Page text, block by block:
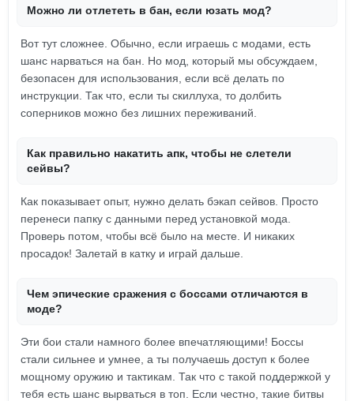
Можно ли отлететь в бан, если юзать мод?
Вот тут сложнее. Обычно, если играешь с модами, есть
шанс нарваться на бан. Но мод, который мы обсуждаем,
безопасен для использования, если всё делать по
инструкции. Так что, если ты скиллуха, то долбить
соперников можно без лишних переживаний.
Как правильно накатить апк, чтобы не слетели
сейвы?
Как показывает опыт, нужно делать бэкап сейвов. Просто
перенеси папку с данными перед установкой мода.
Проверь потом, чтобы всё было на месте. И никаких
просадок! Залетай в катку и играй дальше.
Чем эпические сражения с боссами отличаются в
моде?
Эти бои стали намного более впечатляющими! Боссы
стали сильнее и умнее, а ты получаешь доступ к более
мощному оружию и тактикам. Так что с такой поддержкой у
тебя есть шанс вырваться в топ. Если честно, такие битвы